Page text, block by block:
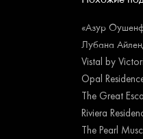
«Азур
Лубана
Vistal by
Opal
The Great
Riviera
The Pearl